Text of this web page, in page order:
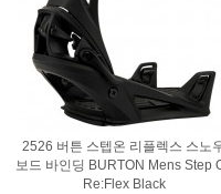
2526 버튼 스텝온 리플렉스 스노
보드 바인딩 BURTON Mens Step
Re:Flex Black